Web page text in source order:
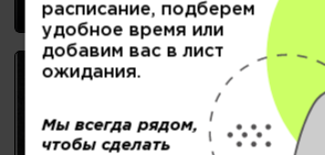
НОГТЕВОЙ СЕРВИС
расписание, подберем
удобное время или
добавим вас в лист
ожидания.
Мы всегда рядом,
чтобы сделать